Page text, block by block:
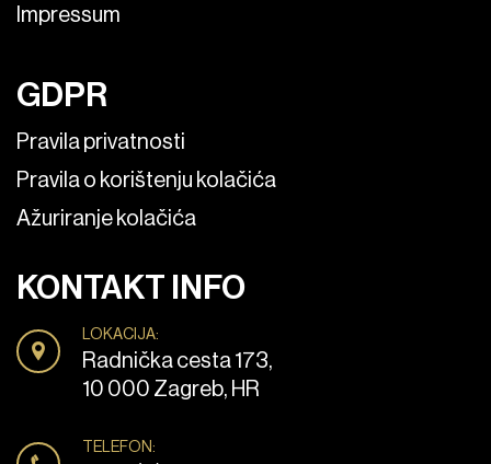
Impressum
GDPR
Pravila privatnosti
Pravila o korištenju kolačića
Ažuriranje kolačića
KONTAKT INFO
LOKACIJA:
Radnička cesta 173,
10 000 Zagreb, HR
TELEFON: